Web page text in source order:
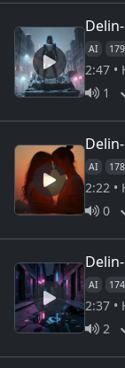
AI
2:47 •
1
AI
2:22 •
0
AI
2:37 •
2